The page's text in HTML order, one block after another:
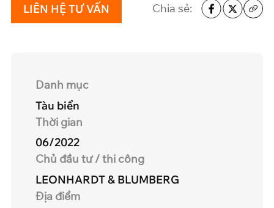
LIÊN HỆ TƯ VẤN Chia sẻ:
Danh mục
Tàu biển
Thời gian
06/2022
Chủ đầu tư / thi công
LEONHARDT & BLUMBERG
Địa điểm